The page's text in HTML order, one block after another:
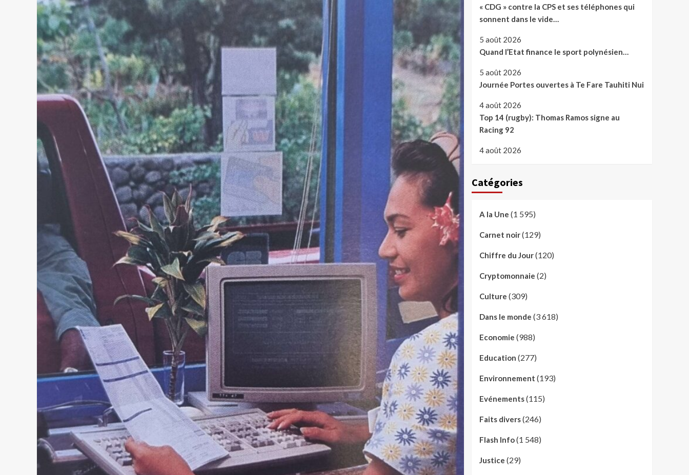
« CDG » contre la CPS et ses téléphones qui
sonnent dans le vide…
5 août 2026
Quand l’Etat finance le sport polynésien…
5 août 2026
Journée Portes ouvertes à Te Fare Tauhiti Nui
4 août 2026
Top 14 (rugby): Thomas Ramos signe au
Racing 92
4 août 2026
Catégories
A la Une (1 595)
Carnet noir(129)
Chiffre du Jour(120)
Cryptomonnaie (2)
Culture (309)
Dans le monde (3 618)
Economie (988)
Education (277)
Environnement (193)
Evénements(115)
Faits divers(246)
Flash Info(1 548)
Justice (29)